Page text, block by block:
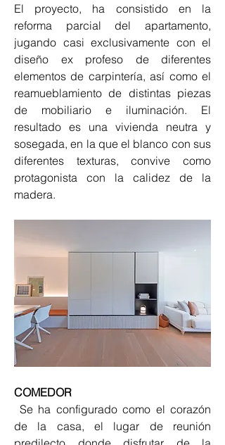
El proyecto, ha consistido en la
reforma parcial del apartamento,
jugando casi exclusivamente con el
diseño ex profeso de diferentes
elementos de carpintería, así como el
reamueblamiento de distintas piezas
de mobiliario e iluminación. El
resultado es una vivienda neutra y
sosegada, en la que el blanco con sus
diferentes texturas, convive como
protagonista con la calidez de la
madera.
COMEDOR
de la casa, el lugar de reunión